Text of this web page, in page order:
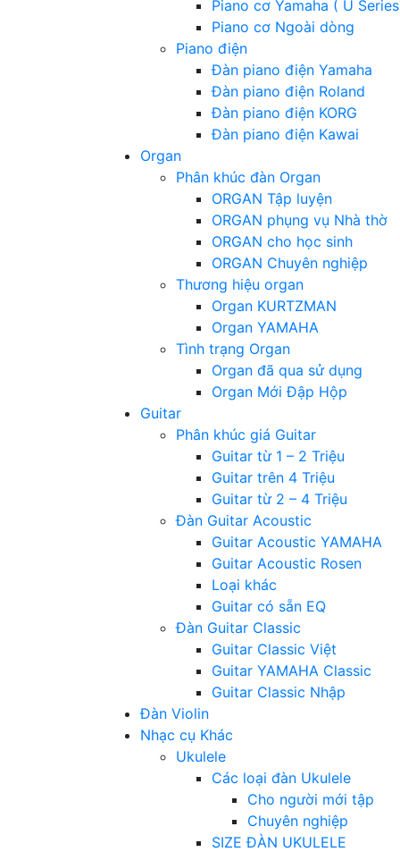
Piano cơ Yamaha ( U
Piano cơ Ngoài dòng
Piano điện
Đàn piano điện Yamaha
Đàn piano điện Roland
Đàn piano điện KORG
Đàn piano điện Kawai
Organ
Phân khúc đàn Organ
ORGAN Tập luyện
ORGAN phụng vụ Nhà thờ
ORGAN cho học sinh
ORGAN Chuyên nghiệp
Thương hiệu organ
Organ KURTZMAN
Organ YAMAHA
Tình trạng Organ
Organ đã qua sử dụng
Organ Mới Đập Hộp
Guitar
Phân khúc giá Guitar
Guitar từ 1 – 2 Triệu
Guitar trên 4 Triệu
Guitar từ 2 – 4 Triệu
Đàn Guitar Acoustic
Guitar Acoustic YAMAHA
Guitar Acoustic Rosen
Loại khác
Guitar có sẵn EQ
Đàn Guitar Classic
Guitar Classic Việt
Guitar YAMAHA Classic
Guitar Classic Nhập
Đàn Violin
Nhạc cụ Khác
Ukulele
Các loại đàn Ukulele
Cho người mới tập
Chuyên nghiệp
SIZE ĐÀN UKULELE